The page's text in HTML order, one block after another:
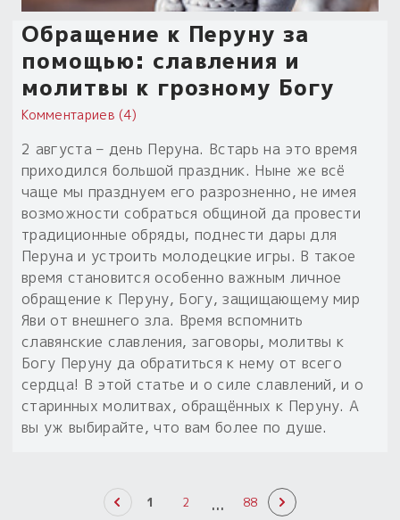
Обращение к Перуну за
помощью: славления и
молитвы к грозному Богу
Комментариев (4)
2 августа – день Перуна. Встарь на это время
приходился большой праздник. Ныне же всё
чаще мы празднуем его разрозненно, не имея
возможности собраться общиной да провести
традиционные обряды, поднести дары для
Перуна и устроить молодецкие игры. В такое
время становится особенно важным личное
обращение к Перуну, Богу, защищающему мир
Яви от внешнего зла. Время вспомнить
славянские славления, заговоры, молитвы к
Богу Перуну да обратиться к нему от всего
сердца! В этой статье и о силе славлений, и о
старинных молитвах, обращённых к Перуну. А
вы уж выбирайте, что вам более по душе.
1 2 ... 88